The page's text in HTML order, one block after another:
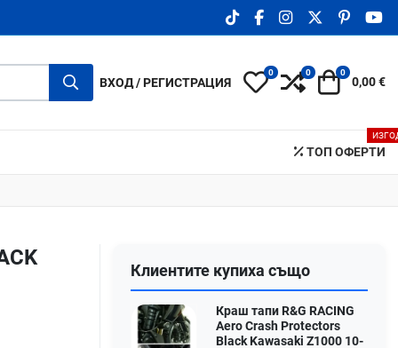
TIKTOK SOCIAL LINK
FACEBOOK SOCIAL
INSTAGRAM
X.COM
ВХОД / РЕГИСТРАЦИЯ My Wishlist
0 Compare
0 Количка
0
0,00 €
ТОП ОФЕРТИ
Клиентите купиха също
Краш тапи R&G RACING
Aero Crash Protectors
Black Kawasaki Z1000 10-